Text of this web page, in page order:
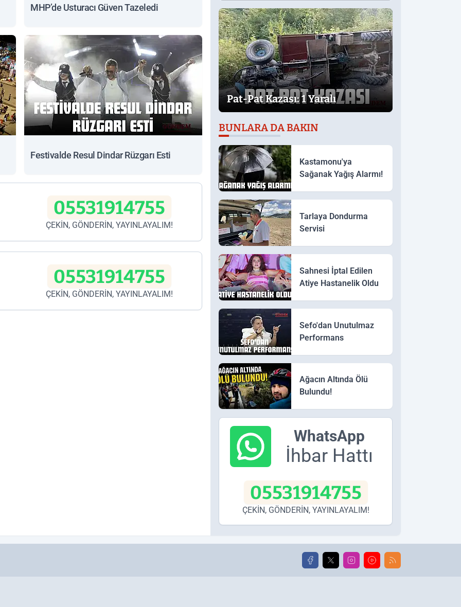
MHP’de Usturacı Güven Tazeledi
Festivalde Resul Dindar Rüzgarı Esti
05531914755
ÇEKİN, GÖNDERİN, YAYINLAYALIM!
05531914755
ÇEKİN, GÖNDERİN, YAYINLAYALIM!
Pat-Pat Kazası: 1 Yaralı
BUNLARA DA BAKIN
Kastamonu'ya
Sağanak Yağış Alarmı!
Tarlaya Dondurma
Servisi
Sahnesi İptal Edilen
Atiye Hastanelik Oldu
Sefo'dan Unutulmaz
Performans
Ağacın Altında Ölü
Bulundu!
WhatsApp
İhbar Hattı
05531914755
ÇEKİN, GÖNDERİN, YAYINLAYALIM!